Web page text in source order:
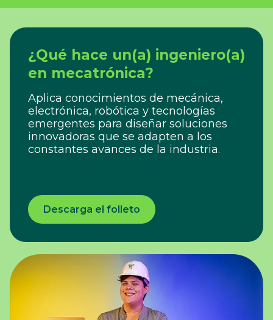
¿Qué hace un(a) ingeniero(a)
en mecatrónica?
Aplica conocimientos de mecánica,
electrónica, robótica y tecnologías
emergentes para diseñar soluciones
innovadoras que se adapten a los
constantes avances de la industria.
Descarga el folleto